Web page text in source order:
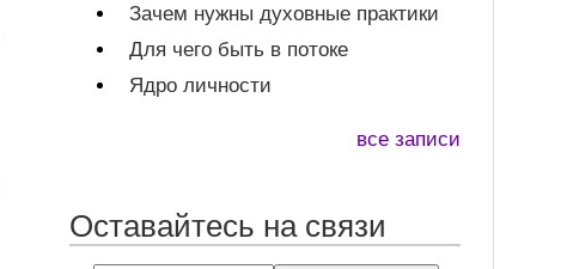
Зачем нужны духовные практики
Для чего быть в потоке
Ядро личности
все записи
Оставайтесь на связи